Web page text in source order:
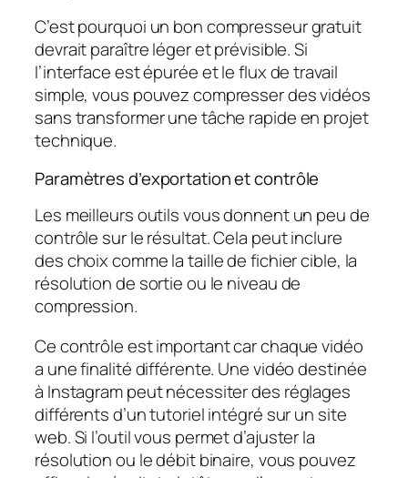
C’est pourquoi un bon compresseur gratuit
devrait paraître léger et prévisible. Si
l’interface est épurée et le flux de travail
simple, vous pouvez compresser des vidéos
sans transformer une tâche rapide en projet
technique.
Paramètres d’exportation et contrôle
Les meilleurs outils vous donnent un peu de
contrôle sur le résultat. Cela peut inclure
des choix comme la taille de fichier cible, la
résolution de sortie ou le niveau de
compression.
Ce contrôle est important car chaque vidéo
a une finalité différente. Une vidéo destinée
à Instagram peut nécessiter des réglages
différents d’un tutoriel intégré sur un site
web. Si l’outil vous permet d’ajuster la
résolution ou le débit binaire, vous pouvez